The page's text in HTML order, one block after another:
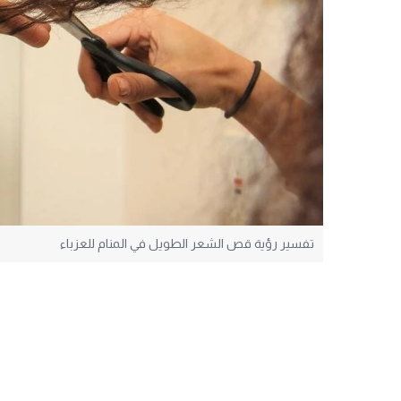
تفسير رؤية قص الشعر الطويل في المنام للعزباء